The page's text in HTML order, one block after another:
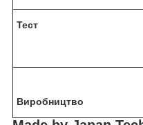
Тест
Виробництво